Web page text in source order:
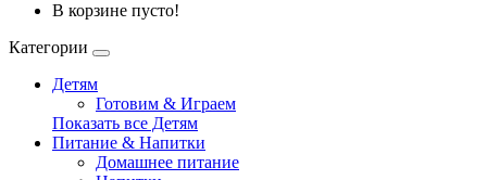
В корзине пусто!
Категории
Детям
Готовим & Играем
Показать все Детям
Питание & Напитки
Домашнее питание